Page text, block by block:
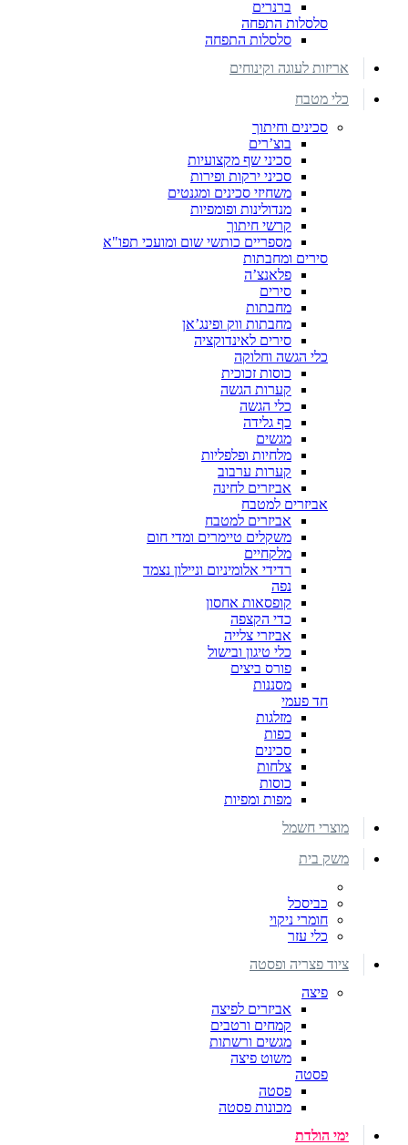
ברנרים
סלסלות התפחה
סלסלות התפחה
אריזות לעוגה וקינוחים
כלי מטבח
סכינים וחיתוך
בוצ’רים
סכיני שף מקצועיות
סכיני ירקות ופירות
משחיזי סכינים ומגנטים
מנדולינות ופומפיות
קרשי חיתוך
מספריים כותשי שום ומועכי תפו"א
סירים ומחבתות
פלאנצ’ה
סירים
מחבתות
מחבתות ווק ופינג’אן
סירים לאינדוקציה
כלי הגשה וחלוקה
כוסות זכוכית
קערות הגשה
כלי הגשה
כף גלידה
מגשים
מלחיות ופלפליות
קערות ערבוב
אביזרים לחינה
אביזרים למטבח
אביזרים למטבח
משקלים טיימרים ומדי חום
מלקחיים
רדידי אלומיניום וניילון נצמד
נפה
קופסאות אחסון
כדי הקצפה
אביזרי צלייה
כלי טיגון ובישול
פורס ביצים
מסננות
חד פעמי
מזלגות
כפות
סכינים
צלחות
כוסות
מפות ומפיות
מוצרי חשמל
משק בית
כביסכל
חומרי ניקוי
כלי עזר
ציוד פצריה ופסטה
פיצה
אביזרים לפיצה
קמחים ורטבים
מגשים ורשתות
משוט פיצה
פסטה
פסטה
מכונות פסטה
ימי הולדת